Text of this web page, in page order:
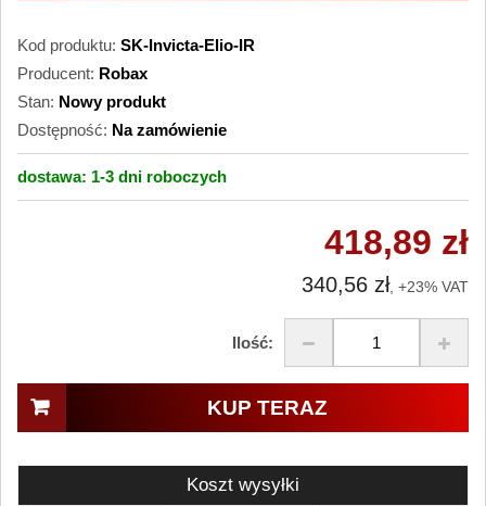
Kod produktu: SK-Invicta-Elio-IR
Producent: Robax
Stan: Nowy produkt
Dostępność: Na zamówienie
dostawa: 1-3 dni roboczych
418,89 zł
340,56 zł, +23% VAT
Ilość:
KUP TERAZ
Koszt wysyłki